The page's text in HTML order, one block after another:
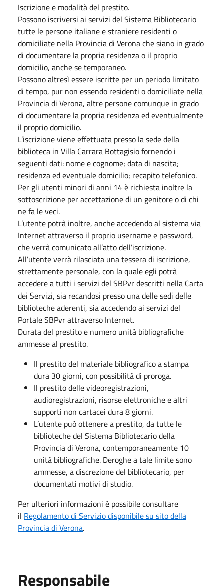
Iscrizione e modalità del prestito.
Possono iscriversi ai servizi del Sistema Bibliotecario
tutte le persone italiane e straniere residenti o
domiciliate nella Provincia di Verona che siano in grado
di documentare la propria residenza o il proprio
domicilio, anche se temporaneo.
Possono altresì essere iscritte per un periodo limitato
di tempo, pur non essendo residenti o domiciliate nella
Provincia di Verona, altre persone comunque in grado
di documentare la propria residenza ed eventualmente
il proprio domicilio.
L’iscrizione viene effettuata presso la sede della
biblioteca in Villa Carrara Bottagisio fornendo i
seguenti dati: nome e cognome; data di nascita;
residenza ed eventuale domicilio; recapito telefonico.
Per gli utenti minori di anni 14 è richiesta inoltre la
sottoscrizione per accettazione di un genitore o di chi
ne fa le veci.
L’utente potrà inoltre, anche accedendo al sistema via
Internet attraverso il proprio username e password,
che verrà comunicato all’atto dell’iscrizione.
All’utente verrà rilasciata una tessera di iscrizione,
strettamente personale, con la quale egli potrà
accedere a tutti i servizi del SBPvr descritti nella Carta
dei Servizi, sia recandosi presso una delle sedi delle
biblioteche aderenti, sia accedendo ai servizi del
Portale SBPvr attraverso Internet.
Durata del prestito e numero unità bibliografiche
ammesse al prestito.
Il prestito del materiale bibliografico a stampa
dura 30 giorni, con possibilità di proroga.
Il prestito delle videoregistrazioni,
audioregistrazioni, risorse elettroniche e altri
supporti non cartacei dura 8 giorni.
L’utente può ottenere a prestito, da tutte le
biblioteche del Sistema Bibliotecario della
Provincia di Verona, contemporaneamente 10
unità bibliografiche. Deroghe a tale limite sono
ammesse, a discrezione del bibliotecario, per
documentati motivi di studio.
Per ulteriori informazioni è possibile consultare
il Regolamento di Servizio disponibile su sito della
Provincia di Verona.
Responsabile